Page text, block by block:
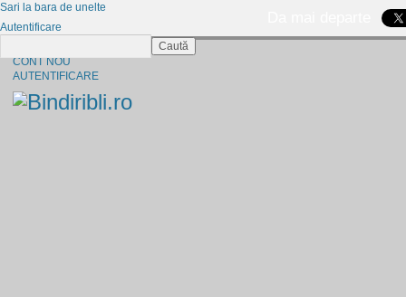
CONT NOU
AUTENTIFICARE
Sari la bara de unelte
Autentificare
Caută